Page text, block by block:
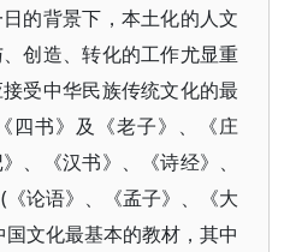
的背景下，本土化的人文
创造、转化的工作尤显重
受中华民族传统文化的最
四书》及《老子》、《庄
、《汉书》、《诗经》、
《论语》、《孟子》、《大
文化最基本的教材，其中